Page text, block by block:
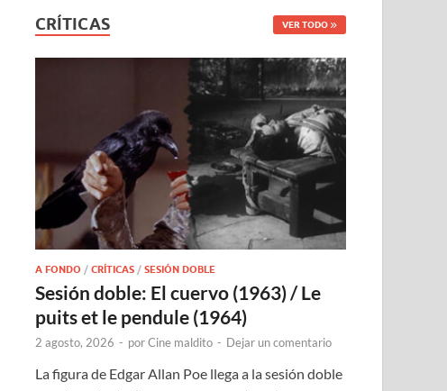
CRÍTICAS VER TODO
A FONDO /CRÍTICAS /SESIÓN DOBLE
Sesión doble: El cuervo (1963) / Le
puits et le pendule (1964)
2 agosto, 2026 - porCine maldito - Dejar un comentario
La figura de Edgar Allan Poe llega a la sesión doble